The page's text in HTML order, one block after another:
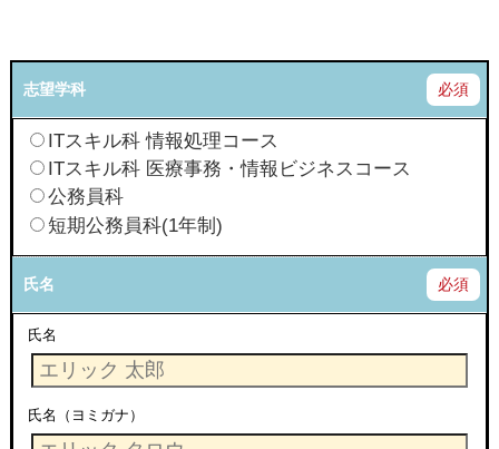
志望学科 必須
ITスキル科 情報処理コース
ITスキル科 医療事務・情報ビジネスコース
公務員科
短期公務員科(1年制)
氏名 必須
氏名
氏名（ヨミガナ）